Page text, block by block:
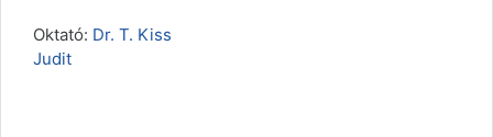
Oktató: Dr. T. Kiss
Judit